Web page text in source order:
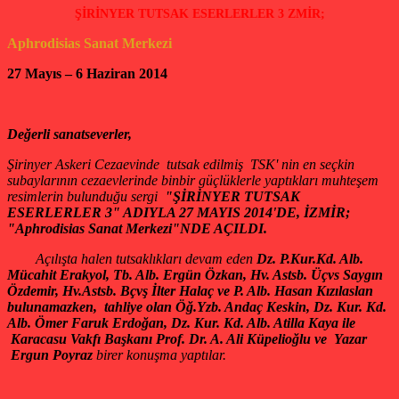
ŞİRİNYER TUTSAK ESERLERLER 3 ZMİR;
Aphrodisias Sanat Merkezi
27 Mayıs – 6 Haziran 2014
Değerli sanatseverler,
Şirinyer Askeri Cezaevinde tutsak edilmiş TSK' nin en seçkin
subaylarının cezaevlerinde binbir güçlüklerle yaptıkları muhteşem
resimlerin bulunduğu sergi "ŞİRİNYER TUTSAK
ESERLERLER 3" ADIYLA 27 MAYIS 2014'DE, İZMİR;
"Aphrodisias Sanat Merkezi"NDE AÇILDI.
Açılışta halen tutsaklıkları devam eden Dz. P.Kur.Kd. Alb.
Mücahit Erakyol, Tb. Alb. Ergün Özkan, Hv. Astsb. Üçvs Saygın
Özdemir, Hv.Astsb. Bçvş İlter Halaç ve P. Alb. Hasan Kızılaslan
bulunamazken, tahliye olan Öğ.Yzb. Andaç Keskin, Dz. Kur. Kd.
Alb. Ömer Faruk Erdoğan, Dz. Kur. Kd. Alb. Atilla Kaya ile
Karacasu Vakfı Başkanı Prof. Dr. A. Ali Küpelioğlu ve Yazar
Ergun Poyraz birer konuşma yaptılar.